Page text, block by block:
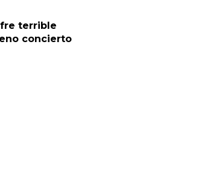
terrible
concierto